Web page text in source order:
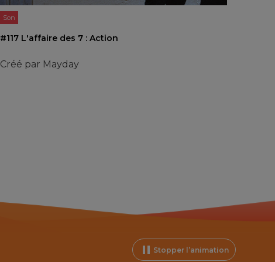
Son
#117 L'affaire des 7 : Action
Créé par Mayday
Stopper l’animation